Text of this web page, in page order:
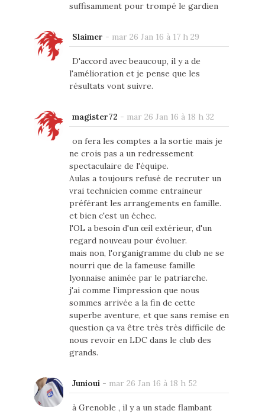
suffisamment pour trompé le gardien
Slaimer - mar 26 Jan 16 à 17 h 29
D'accord avec beaucoup, il y a de
l'amélioration et je pense que les
résultats vont suivre.
magister72 - mar 26 Jan 16 à 18 h 32
on fera les comptes a la sortie mais je
ne crois pas a un redressement
spectaculaire de l'équipe.
Aulas a toujours refusé de recruter un
vrai technicien comme entraineur
préférant les arrangements en famille.
et bien c'est un échec.
l'OL a besoin d'un œil extérieur, d'un
regard nouveau pour évoluer.
mais non, l'organigramme du club ne se
nourri que de la fameuse famille
lyonnaise animée par le patriarche.
j'ai comme l’impression que nous
sommes arrivée a la fin de cette
superbe aventure, et que sans remise en
question ça va être très très difficile de
nous revoir en LDC dans le club des
grands.
Junioui- mar 26 Jan 16 à 18 h 52
à Grenoble , il y a un stade flambant